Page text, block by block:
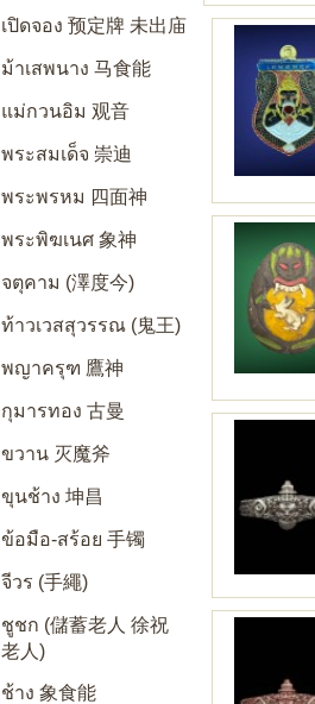
เปิดจอง 预定牌 未出庙
ม้าเสพนาง 马食能
แม่กวนอิม 观音
พระสมเด็จ 崇迪
พระพรหม 四面神
พระพิฆเนศ 象神
จตุคาม (澤度今)
ท้าวเวสสุวรรณ (鬼王)
พญาครุฑ 鷹神
กุมารทอง 古曼
ขวาน 灭魔斧
ขุนช้าง 坤昌
ข้อมือ-สร้อย 手镯
จีวร (手繩)
ชูชก (儲蓄老人 徐祝
老人)
ช้าง 象食能